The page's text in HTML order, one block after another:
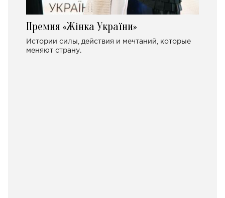
Премия «Жінка України»
Истории силы, действия и мечтаний, которые
меняют страну.